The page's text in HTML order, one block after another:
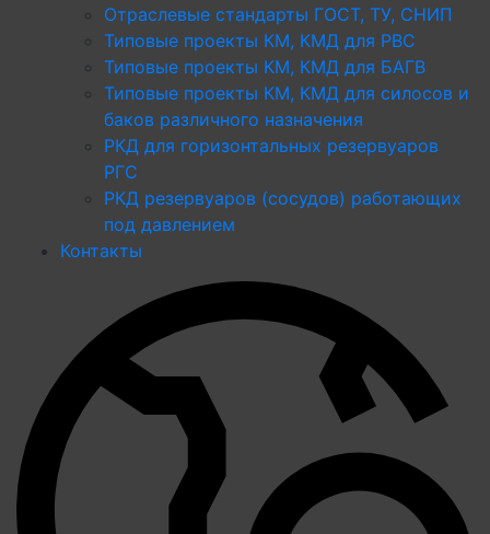
Отраслевые стандарты ГОСТ, ТУ, СНИП
Типовые проекты КМ, КМД для РВС
Типовые проекты КМ, КМД для БАГВ
Типовые проекты КМ, КМД для силосов и
баков различного назначения
РКД для горизонтальных резервуаров
РГС
РКД резервуаров (сосудов) работающих
под давлением
Контакты